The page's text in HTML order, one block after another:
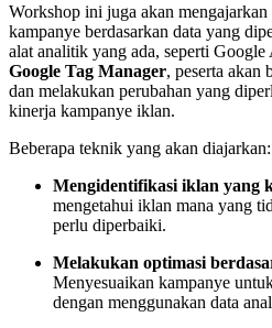
Workshop ini juga akan
kampanye berdasarkan data yang
alat analitik yang ada, seperti Google
Google Tag Manager, peserta akan
dan melakukan perubahan yang
kinerja kampanye iklan.
Beberapa teknik yang akan diajarkan:
Mengidentifikasi iklan yang
mengetahui iklan mana yang
perlu diperbaiki.
Melakukan optimasi
Menyesuaikan kampanye
dengan menggunakan data